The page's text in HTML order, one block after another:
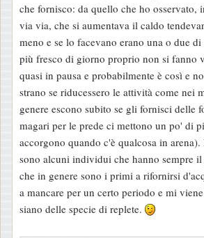
che fornisco: da quello che ho osservato,
via via, che si aumentava il caldo
meno e se lo facevano erano una o due di
più fresco di giorno proprio non si fanno
quasi in pausa e probabilmente è così e
strano se riducessero le attività come nei
genere escono subito se gli fornisci delle
magari per le prede ci mettono un po' di
accorgono quando c'è qualcosa in
sono alcuni individui che hanno sempre il
che in genere sono i primi a rifornirsi
a mancare per un certo periodo e mi
siano delle specie di replete.